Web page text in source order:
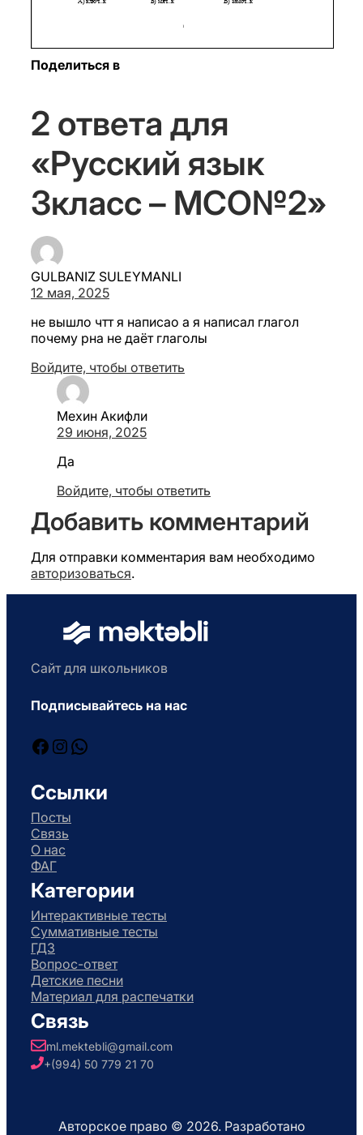
Поделиться в
2 ответа для
«Русский язык
3класс – МСО№2»
GULBANIZ SULEYMANLI
12 мая, 2025
не вышло чтт я написао а я написал глагол
почему рна не даёт глаголы
Войдите, чтобы ответить
Мехин Акифли
29 июня, 2025
Да
Войдите, чтобы ответить
Добавить комментарий
Для отправки комментария вам необходимо
авторизоваться.
Сайт для школьников
Подписывайтесь на нас
Facebook
Instagram
WhatsApp
Ссылки
Посты
Связь
О нас
ФАГ
Категории
Интерактивные тесты
Суммативные тесты
ГДЗ
Вопрос-ответ
Детские песни
Материал для распечатки
Связь
ml.mektebli@gmail.com
+(994) 50 779 21 70
Авторское право © 2026. Разработано